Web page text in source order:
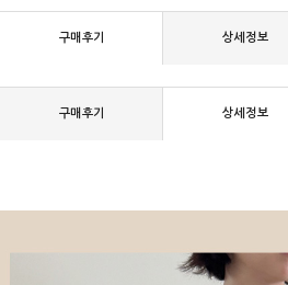
구매후기 상세정보
구매후기 상세정보